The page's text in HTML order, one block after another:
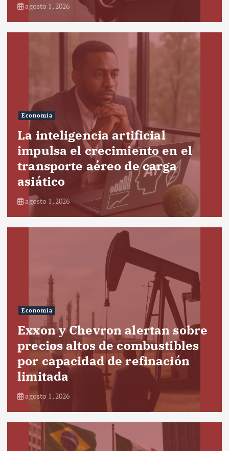
agosto 1, 2026
Economía
La inteligencia artificial
impulsa el crecimiento en el
transporte aéreo de carga
asiático
agosto 1, 2026
Economía
Exxon y Chevron alertan sobre
precios altos de combustibles
por capacidad de refinación
limitada
agosto 1, 2026